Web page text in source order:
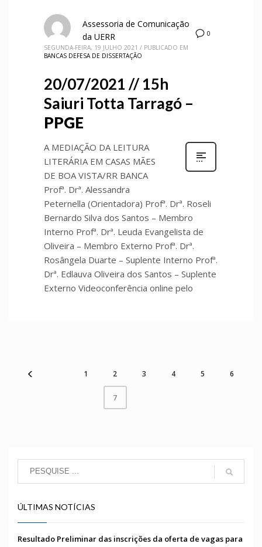
0
Assessoria de Comunicação
da UERR
SEGUNDA-FEIRA, 19 JULHO 2021 / PUBLICADO EM
BANCAS DEFESA DE DISSERTAÇÃO
20/07/2021 // 15h
Saiuri Totta Tarragó –
PPGE
A MEDIAÇÃO DA LEITURA
LITERÁRIA EM CASAS MÃES
DE BOA VISTA/RR BANCA
Profª. Drª. Alessandra
Peternella (Orientadora) Profª. Drª. Roseli
Bernardo Silva dos Santos – Membro
Interno Profª. Drª. Leuda Evangelista de
Oliveira – Membro Externo Profª. Drª.
Rosângela Duarte – Suplente Interno Profª.
Drª. Edlauva Oliveira dos Santos – Suplente
Externo Videoconferência online pelo
1 2 3 4 5 6
7
ÚLTIMAS NOTÍCIAS
Resultado Preliminar das inscrições da oferta de vagas para